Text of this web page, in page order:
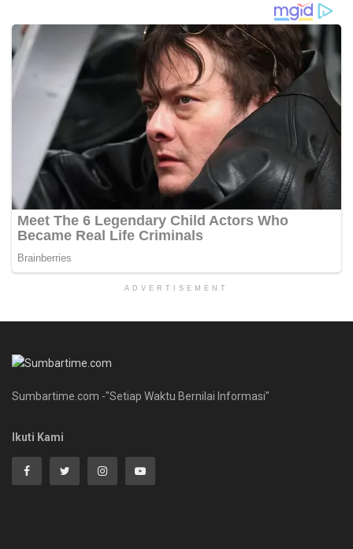
ADVERTISEMENT
Sumbartime.com -"Setiap Waktu Bernilai Informasi"
Ikuti Kami